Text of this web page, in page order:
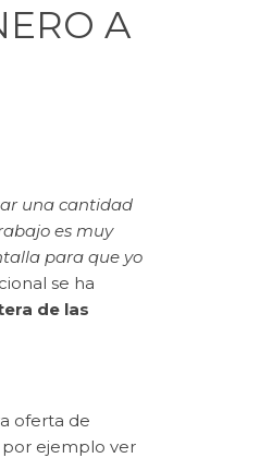
A
una cantidad
es muy
para que yo
se ha
de las
oferta de
por ejemplo ver